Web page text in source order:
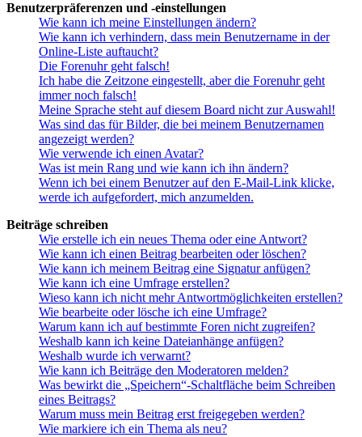
Benutzerpräferenzen und -einstellungen
Wie kann ich meine Einstellungen ändern?
Wie kann ich verhindern, dass mein Benutzername in der
Online-Liste auftaucht?
Die Forenuhr geht falsch!
Ich habe die Zeitzone eingestellt, aber die Forenuhr geht
immer noch falsch!
Meine Sprache steht auf diesem Board nicht zur Auswahl!
Was sind das für Bilder, die bei meinem Benutzernamen
angezeigt werden?
Wie verwende ich einen Avatar?
Was ist mein Rang und wie kann ich ihn ändern?
Wenn ich bei einem Benutzer auf den E-Mail-Link klicke,
werde ich aufgefordert, mich anzumelden.
Beiträge schreiben
Wie erstelle ich ein neues Thema oder eine Antwort?
Wie kann ich einen Beitrag bearbeiten oder löschen?
Wie kann ich meinem Beitrag eine Signatur anfügen?
Wie kann ich eine Umfrage erstellen?
Wieso kann ich nicht mehr Antwortmöglichkeiten erstellen?
Wie bearbeite oder lösche ich eine Umfrage?
Warum kann ich auf bestimmte Foren nicht zugreifen?
Weshalb kann ich keine Dateianhänge anfügen?
Weshalb wurde ich verwarnt?
Wie kann ich Beiträge den Moderatoren melden?
Was bewirkt die „Speichern“-Schaltfläche beim Schreiben
eines Beitrags?
Warum muss mein Beitrag erst freigegeben werden?
Wie markiere ich ein Thema als neu?